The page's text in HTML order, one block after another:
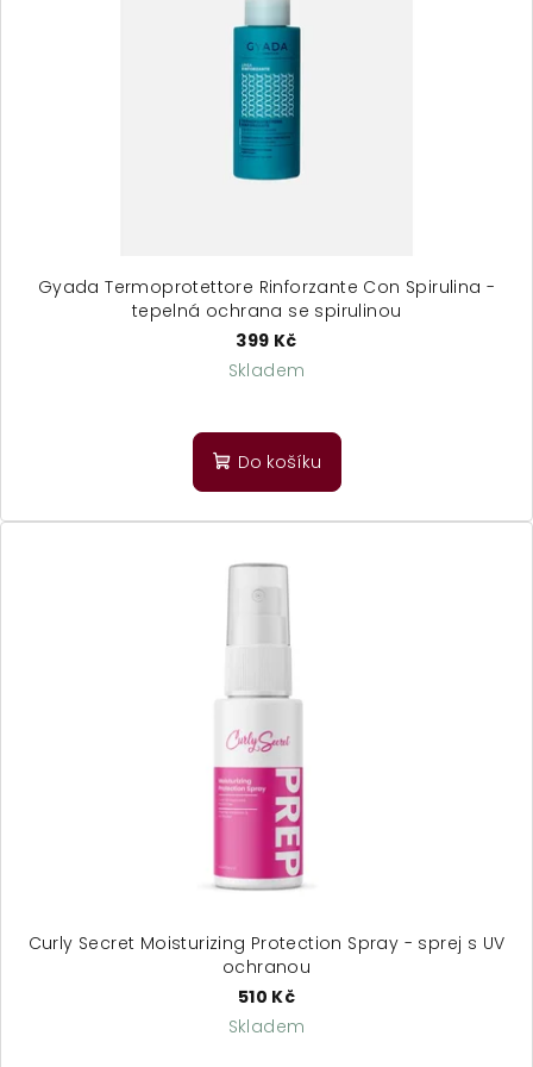
Gyada Termoprotettore Rinforzante Con Spirulina -
tepelná ochrana se spirulinou
399 Kč
Skladem
hodnocení
produktu
z
hvězdiček.
Do košíku
Curly Secret Moisturizing Protection Spray - sprej s UV
ochranou
510 Kč
Skladem